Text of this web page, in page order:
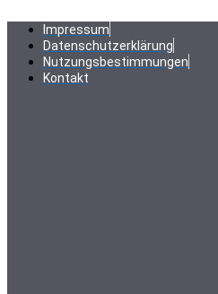
Inhalt
springen
Impressum
Datenschutzerklärung
Nutzungsbestimmungen
Kontakt